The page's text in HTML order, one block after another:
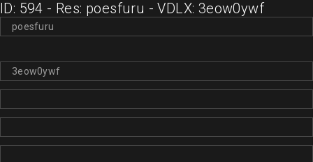
ID: 594 - Res: poesfuru - VDLX: 3eow0ywf